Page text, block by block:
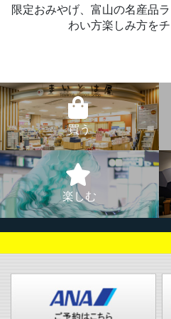
限定おみやげ、富山の名産品
わい方楽しみ方をチ
買う
楽しむ